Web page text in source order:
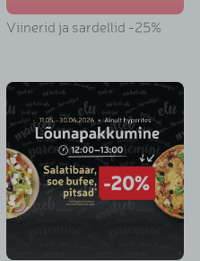
Viinerid ja sardellid -25%